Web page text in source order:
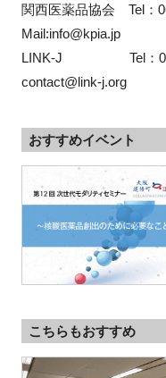
関西医薬品協会　Tel：
Mail:info@kpia.jp
LINK-J　　　　　Tel：
contact@link-j.org
おすすめイベント
こちらもおすすめ